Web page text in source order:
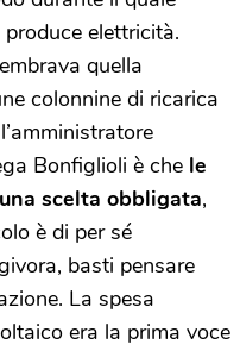
elettricità.
quella
colonnine di ricarica
Bonfiglioli è che le
scelta obbligata,
è di per sé
basti pensare
La spesa
era la prima voce